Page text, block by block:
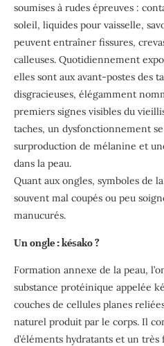
soumises à rudes épreuves :
soleil, liquides pour vaisselle,
peuvent entraîner fissures,
calleuses. Quotidiennement
elles sont aux avant-postes des
disgracieuses, élégamment
premiers signes visibles du
taches, un dysfonctionnement
surproduction de mélanine et
dans la peau.
Quant aux ongles, symboles de
souvent mal coupés ou peu
manucurés.
Un ongle : késako ?
Formation annexe de la peau,
substance protéinique appelée
couches de cellules planes
naturel produit par le corps. Il
d’éléments hydratants et un très